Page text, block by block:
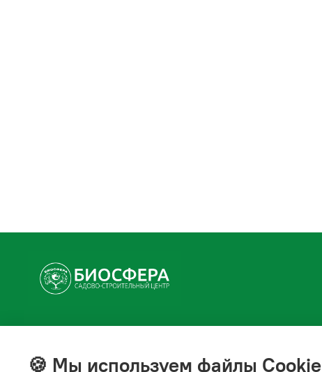
справочная служба
🍪 Мы используем файлы Cookie